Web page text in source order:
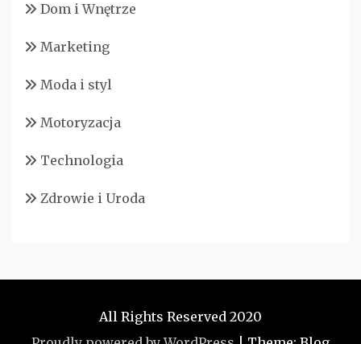
Dom i Wnętrze
Marketing
Moda i styl
Motoryzacja
Technologia
Zdrowie i Uroda
All Rights Reserved 2020